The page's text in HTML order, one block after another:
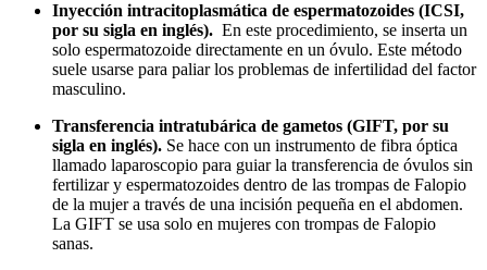
Inyección intracitoplasmática de espermatozoides (ICSI,
por su sigla en inglés). En este procedimiento, se inserta un
solo espermatozoide directamente en un óvulo. Este método
suele usarse para paliar los problemas de infertilidad del factor
masculino.
Transferencia intratubárica de gametos (GIFT, por su
sigla en inglés). Se hace con un instrumento de fibra óptica
llamado laparoscopio para guiar la transferencia de óvulos sin
fertilizar y espermatozoides dentro de las trompas de Falopio
de la mujer a través de una incisión pequeña en el abdomen.
La GIFT se usa solo en mujeres con trompas de Falopio
sanas.